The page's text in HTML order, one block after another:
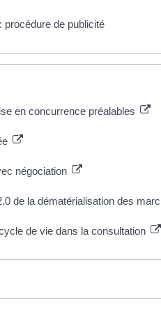
de publicité
en concurrence préalables
négociation
de la dématérialisation des
de vie dans la consultation